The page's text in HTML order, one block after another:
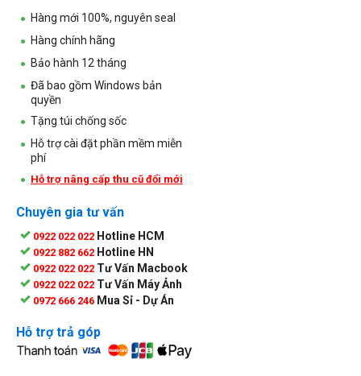
Hàng mới 100%, nguyên seal
Hàng chính hãng
Bảo hành 12 tháng
Đã bao gồm Windows bản
quyền
Tặng túi chống sốc
Hỗ trợ cài đặt phần mềm miễn
phí
Hỗ trợ nâng cấp thu cũ đổi mới
Chuyên gia tư vấn
0922 022 022 Hotline HCM
0922 882 662 Hotline HN
0922 022 022 Tư Vấn Macbook
0922 022 022 Tư Vấn Máy Ảnh
0972 666 246 Mua Sỉ - Dự Án
Hỗ trợ trả góp